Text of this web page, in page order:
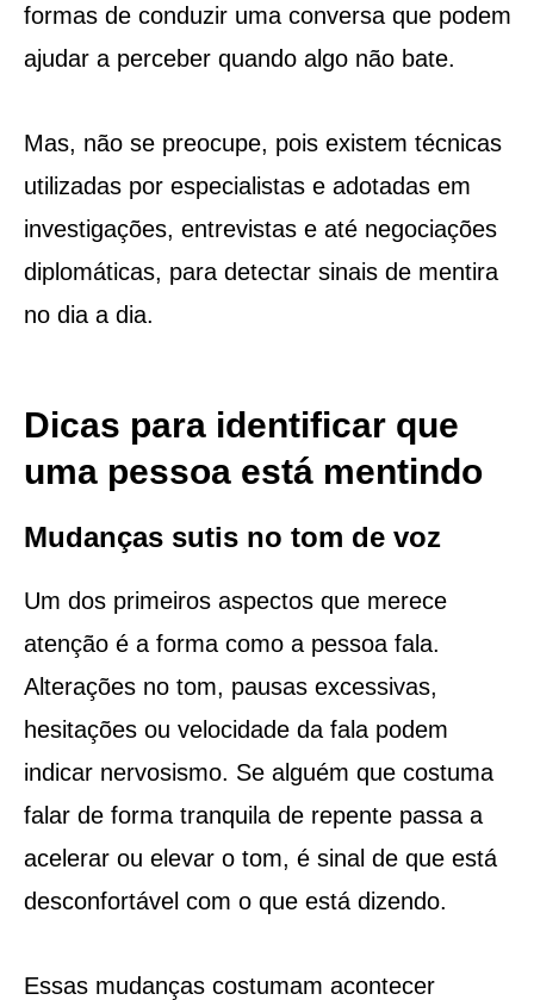
formas de conduzir uma conversa que podem
ajudar a perceber quando algo não bate.
Mas, não se preocupe, pois existem técnicas
utilizadas por especialistas e adotadas em
investigações, entrevistas e até negociações
diplomáticas, para detectar sinais de mentira
no dia a dia.
Dicas para identificar que
uma pessoa está mentindo
Mudanças sutis no tom de voz
Um dos primeiros aspectos que merece
atenção é a forma como a pessoa fala.
Alterações no tom, pausas excessivas,
hesitações ou velocidade da fala podem
indicar nervosismo. Se alguém que costuma
falar de forma tranquila de repente passa a
acelerar ou elevar o tom, é sinal de que está
desconfortável com o que está dizendo.
Essas mudanças costumam acontecer